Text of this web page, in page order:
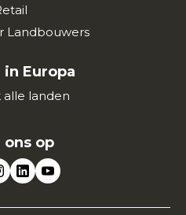
Landbouwers
in Europa
alle landen
ons op